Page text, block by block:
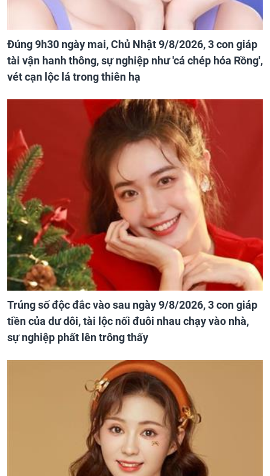
Đúng 9h30 ngày mai, Chủ Nhật 9/8/2026, 3 con giáp
tài vận hanh thông, sự nghiệp như 'cá chép hóa Rồng',
vét cạn lộc lá trong thiên hạ
Trúng số độc đắc vào sau ngày 9/8/2026, 3 con giáp
tiền của dư dôi, tài lộc nối đuôi nhau chạy vào nhà,
sự nghiệp phất lên trông thấy